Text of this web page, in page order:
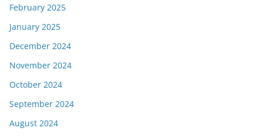
February 2025
January 2025
December 2024
November 2024
October 2024
September 2024
August 2024